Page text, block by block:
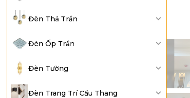
Đèn Thả Trần
Đèn Ốp Trần
Đèn Tường
Đèn Trang Trí Cầu Thang